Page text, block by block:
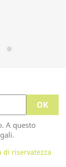
A questo
riservatezza